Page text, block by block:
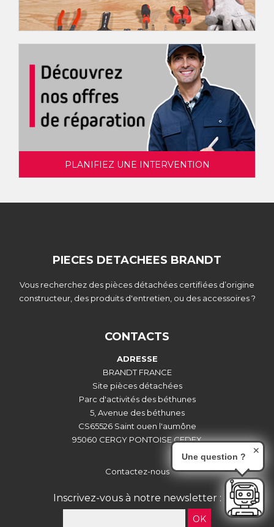
PLANIFIEZ UNE INTERVENTION
PIECES DETACHEES BRANDT
Vous recherchez des pièces détachées certifiées d’origine
constructeur, des produits d'entretien, ou des accessoires ?
CONTACTS
ADRESSE
BRANDT FRANCE
Site pièces détachées
Parc d'activités des béthunes
5, Avenue des béthunes
CS65526 Saint ouen l'aumône
95060 CERGY PONTOISE CEDEX
Contactez-nous
Inscrivez-vous à notre newsletter :
OK
Une question ?
✕